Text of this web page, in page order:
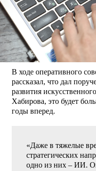
В ходе оперативного
рассказал, что дал
развития
Хабирова, это будет
годы вперед.
«Даже в тяжелые
стратегических
одно из них – ИИ.